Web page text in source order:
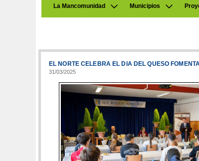
La Mancomunidad Municipios
EL NORTE CELEBRA EL DIA DEL QUESO
31/03/2025